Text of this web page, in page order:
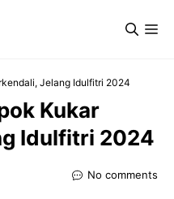
Jelang Idulfitri 2024
Kukar
Idulfitri 2024
No comments